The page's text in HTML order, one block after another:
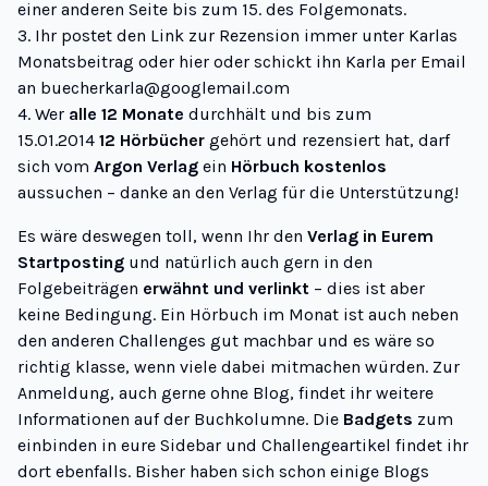
einer anderen Seite bis zum 15. des Folgemonats.
3. Ihr postet den Link zur Rezension immer unter Karlas
Monatsbeitrag oder hier oder schickt ihn Karla per Email
an buecherkarla@googlemail.com
4. Wer alle 12 Monate durchhält und bis zum
15.01.2014 12 Hörbücher gehört und rezensiert hat, darf
sich vom Argon Verlag ein Hörbuch kostenlos
aussuchen – danke an den Verlag für die Unterstützung!
Es wäre deswegen toll, wenn Ihr den Verlag in Eurem
Startposting und natürlich auch gern in den
Folgebeiträgen erwähnt und verlinkt – dies ist aber
keine Bedingung. Ein Hörbuch im Monat ist auch neben
den anderen Challenges gut machbar und es wäre so
richtig klasse, wenn viele dabei mitmachen würden. Zur
Anmeldung, auch gerne ohne Blog, findet ihr weitere
Informationen auf der Buchkolumne. Die Badgets zum
einbinden in eure Sidebar und Challengeartikel findet ihr
dort ebenfalls. Bisher haben sich schon einige Blogs